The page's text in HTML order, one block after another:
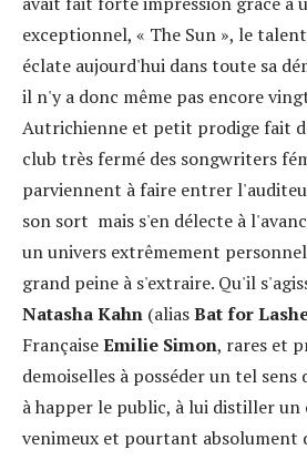
exceptionnel, « The Sun », le
éclate aujourd'hui dans toute sa
il n'y a donc même pas encore
Autrichienne et petit prodige fait
club très fermé des songwriters
parviennent à faire entrer
son sort mais s'en délecte à
un univers extrêmement
grand peine à s'extraire. Qu'il
Natasha Kahn (aliasBat for
FrançaiseEmilie Simon, rares et
demoiselles à posséder un tel sens
à happer le public, à lui distiller un
venimeux et pourtant absolument